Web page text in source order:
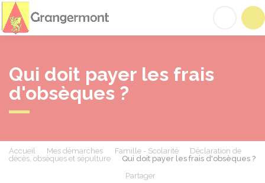
Qui doit payer les frais
d'obsèques ?
Accueil Mes démarches Famille - Scolarité
Déclaration de
décès, obsèques et sépulture
Qui doit payer les frais d'obsèques ?
Partager